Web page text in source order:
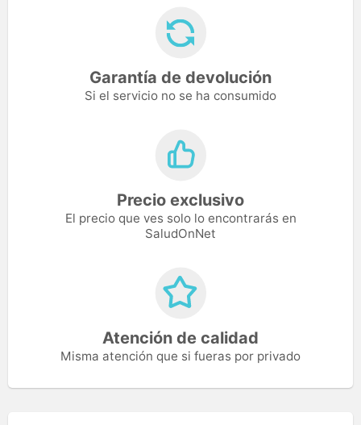
Garantía de devolución
Si el servicio no se ha consumido
Precio exclusivo
El precio que ves solo lo encontrarás en
SaludOnNet
Atención de calidad
Misma atención que si fueras por privado